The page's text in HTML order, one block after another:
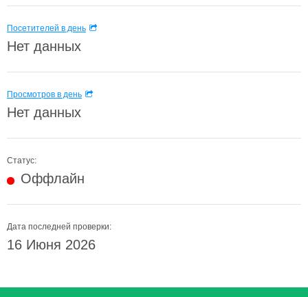
Посетителей в день
Нет данных
Просмотров в день
Нет данных
Статус:
Оффлайн
Дата последней проверки:
16 Июня 2026